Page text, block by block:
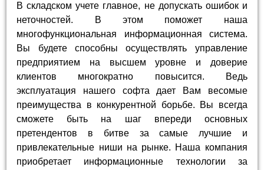
В складском учете главное, не допускать ошибок и
неточностей. В этом поможет наша
многофункциональная информационная система.
Вы будете способны осуществлять управление
предприятием на высшем уровне и доверие
клиентов многократно повысится. Ведь
эксплуатация нашего софта дает Вам весомые
преимущества в конкурентной борьбе. Вы всегда
сможете быть на шаг впереди основных
претендентов в битве за самые лучшие и
привлекательные ниши на рынке. Наша компания
приобретает информационные технологии за